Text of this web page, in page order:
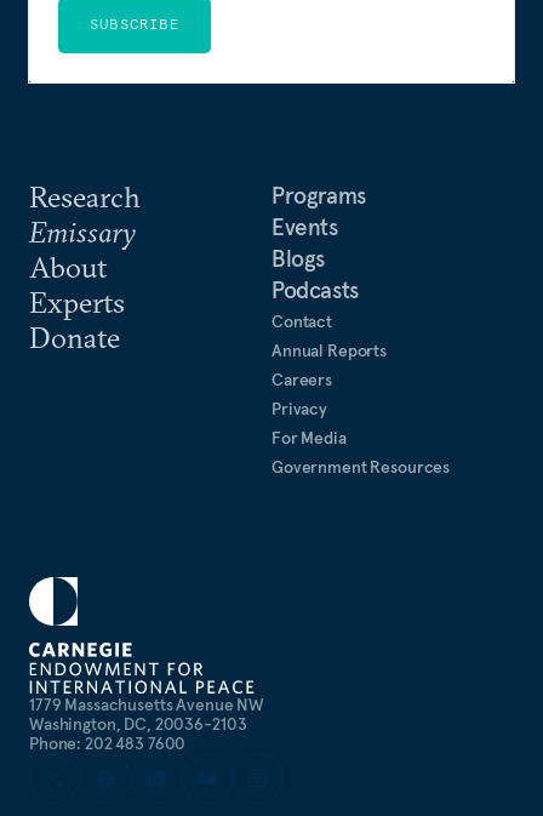
1779 Massachusetts Avenue NW
Washington, DC, 20036-2103
Phone: 202 483 7600
Research
Emissary
About
Experts
Donate
Programs
Events
Blogs
Podcasts
Contact
Annual Reports
Careers
Privacy
For Media
Government Resources
SUBSCRIBE